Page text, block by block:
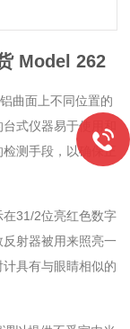
Model 262
曲面上不同位置的
式仪器易于使用和
测手段，以确保正
31/2位亮红色数字
射器被用来照亮一
具有与眼睛相似的